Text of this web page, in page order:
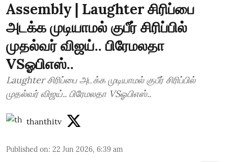
Assembly | Laughter சிரிப்பை
அடக்க முடியாமல் குபீர் சிரிப்பில்
முதல்வர் விஜய்.. பிரேமலதா
VSஓபிஎஸ்..
Laughter சிரிப்பை அடக்க முடியாமல் குபீர் சிரிப்பில்
முதல்வர் விஜய்.. பிரேமலதா VSஓபிஎஸ்..
thanthitv
Published on: 22 Jun 2026, 6:39 am